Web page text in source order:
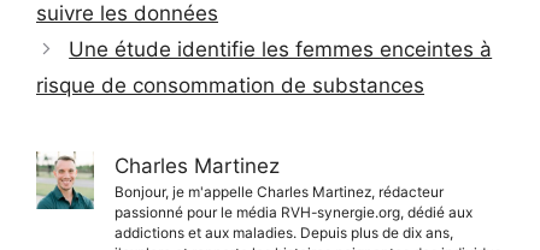
suivre les données
Une étude identifie les femmes enceintes à
risque de consommation de substances
Charles Martinez
Bonjour, je m'appelle Charles Martinez, rédacteur
passionné pour le média RVH-synergie.org, dédié aux
addictions et aux maladies. Depuis plus de dix ans,